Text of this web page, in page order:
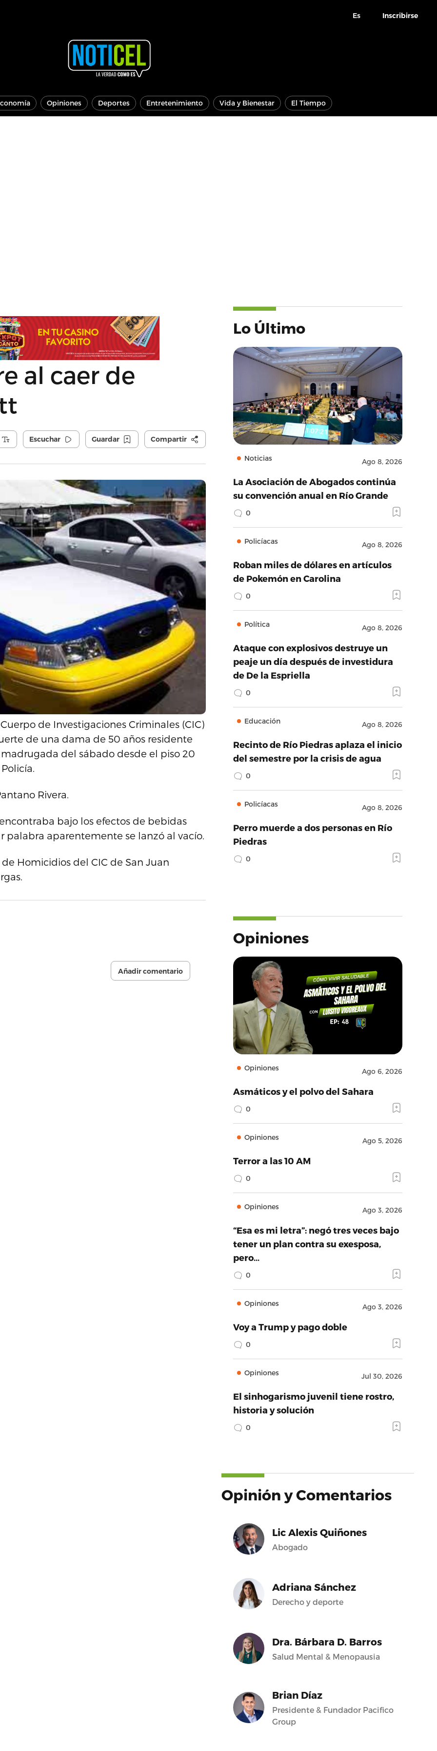
Es Inscribirse
Opiniones Deportes Entretenimiento Vida y Bienestar El Tiempo
al caer de
Escuchar Guardar Compartir
de Investigaciones Criminales (CIC)
de una dama de 50 años residente
del sábado desde el piso 20
Rivera.
bajo los efectos de bebidas
palabra aparentemente se lanzó al vacío.
Homicidios del CIC de San Juan
Añadir comentario
Lo Último
Noticias Ago 8, 2026
La Asociación de Abogados continúa
su convención anual en Río Grande
0
Policíacas Ago 8, 2026
Roban miles de dólares en artículos
de Pokemón en Carolina
0
Política Ago 8, 2026
Ataque con explosivos destruye un
peaje un día después de investidura
de De la Espriella
0
Educación Ago 8, 2026
Recinto de Río Piedras aplaza el inicio
del semestre por la crisis de agua
0
Policíacas Ago 8, 2026
Perro muerde a dos personas en Río
Piedras
0
Opiniones
Opiniones Ago 6, 2026
Asmáticos y el polvo del Sahara
0
Opiniones Ago 5, 2026
Terror a las 10 AM
0
Opiniones Ago 3, 2026
“Esa es mi letra”: negó tres veces bajo
tener un plan contra su exesposa,
pero…
0
Opiniones Ago 3, 2026
Voy a Trump y pago doble
0
Opiniones Jul 30, 2026
El sinhogarismo juvenil tiene rostro,
historia y solución
0
Opinión y Comentarios
Lic Alexis Quiñones
Abogado
Adriana Sánchez
Derecho y deporte
Dra. Bárbara D. Barros
Salud Mental & Menopausia
Brian Díaz
Presidente & Fundador Pacifico
Group